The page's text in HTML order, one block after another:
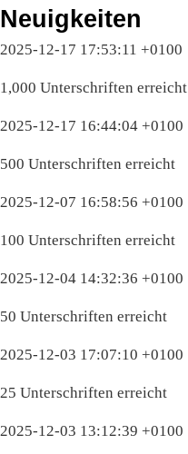
Neuigkeiten
2025-12-17 17:53:11 +0100
1,000 Unterschriften erreicht
2025-12-17 16:44:04 +0100
500 Unterschriften erreicht
2025-12-07 16:58:56 +0100
100 Unterschriften erreicht
2025-12-04 14:32:36 +0100
50 Unterschriften erreicht
2025-12-03 17:07:10 +0100
25 Unterschriften erreicht
2025-12-03 13:12:39 +0100